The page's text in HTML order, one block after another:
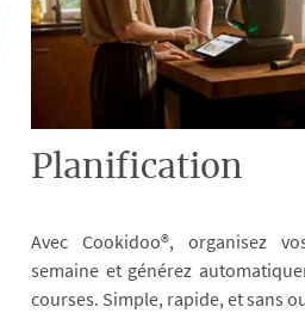
Planification
Avec Cookidoo®, organisez
semaine et générez
courses. Simple, rapide, et sans